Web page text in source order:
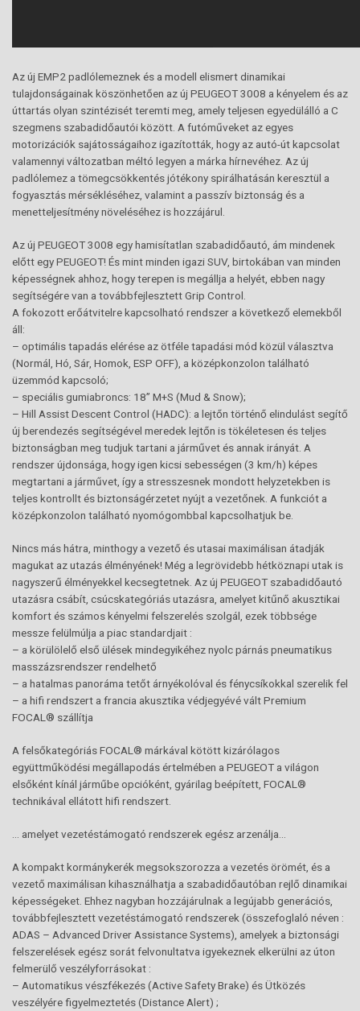
Az új EMP2 padlólemeznek és a modell elismert dinamikai
tulajdonságainak köszönhetően az új PEUGEOT 3008 a kényelem és az
úttartás olyan szintézisét teremti meg, amely teljesen egyedülálló a C
szegmens szabadidőautói között. A futóműveket az egyes
motorizációk sajátosságaihoz igazították, hogy az autó-út kapcsolat
valamennyi változatban méltó legyen a márka hírnevéhez. Az új
padlólemez a tömegcsökkentés jótékony spirálhatásán keresztül a
fogyasztás mérsékléséhez, valamint a passzív biztonság és a
menetteljesítmény növeléséhez is hozzájárul.
Az új PEUGEOT 3008 egy hamisítatlan szabadidőautó, ám mindenek
előtt egy PEUGEOT! És mint minden igazi SUV, birtokában van minden
képességnek ahhoz, hogy terepen is megállja a helyét, ebben nagy
segítségére van a továbbfejlesztett Grip Control.
A fokozott erőátvitelre kapcsolható rendszer a következő elemekből
áll:
– optimális tapadás elérése az ötféle tapadási mód közül választva
(Normál, Hó, Sár, Homok, ESP OFF), a középkonzolon található
üzemmód kapcsoló;
– speciális gumiabroncs: 18’’ M+S (Mud & Snow);
– Hill Assist Descent Control (HADC): a lejtőn történő elindulást segítő
új berendezés segítségével meredek lejtőn is tökéletesen és teljes
biztonságban meg tudjuk tartani a járművet és annak irányát. A
rendszer újdonsága, hogy igen kicsi sebességen (3 km/h) képes
megtartani a járművet, így a stresszesnek mondott helyzetekben is
teljes kontrollt és biztonságérzetet nyújt a vezetőnek. A funkciót a
középkonzolon található nyomógombbal kapcsolhatjuk be.
Nincs más hátra, minthogy a vezető és utasai maximálisan átadják
magukat az utazás élményének! Még a legrövidebb hétköznapi utak is
nagyszerű élményekkel kecsegtetnek. Az új PEUGEOT szabadidőautó
utazásra csábít, csúcskategóriás utazásra, amelyet kitűnő akusztikai
komfort és számos kényelmi felszerelés szolgál, ezek többsége
messze felülmúlja a piac standardjait :
– a körülölelő első ülések mindegyikéhez nyolc párnás pneumatikus
masszázsrendszer rendelhető
– a hatalmas panoráma tetőt árnyékolóval és fénycsíkokkal szerelik fel
– a hifi rendszert a francia akusztika védjegyévé vált Premium
FOCAL® szállítja
A felsőkategóriás FOCAL® márkával kötött kizárólagos
együttműködési megállapodás értelmében a PEUGEOT a világon
elsőként kínál járműbe opcióként, gyárilag beépített, FOCAL®
technikával ellátott hifi rendszert.
… amelyet vezetéstámogató rendszerek egész arzenálja…
A kompakt kormánykerék megsokszorozza a vezetés örömét, és a
vezető maximálisan kihasználhatja a szabadidőautóban rejlő dinamikai
képességeket. Ehhez nagyban hozzájárulnak a legújabb generációs,
továbbfejlesztett vezetéstámogató rendszerek (összefoglaló néven :
ADAS – Advanced Driver Assistance Systems), amelyek a biztonsági
felszerelések egész sorát felvonultatva igyekeznek elkerülni az úton
felmerülő veszélyforrásokat :
– Automatikus vészfékezés (Active Safety Brake) és Ütközés
veszélyére figyelmeztetés (Distance Alert) ;